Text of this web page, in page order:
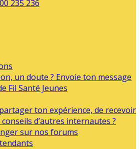
un doute ? Envoie ton message
Fil Santé Jeunes
ton expérience, de recevoir
conseils d’autres internautes ?
sur nos forums